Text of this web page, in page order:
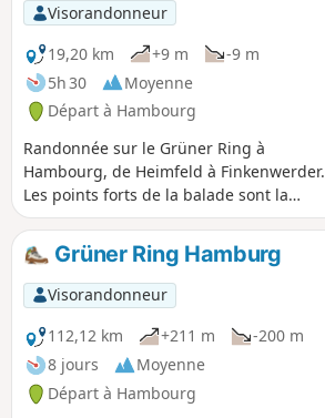
Visorandonneur
19,20 km
+9 m
-9 m
5h 30
Moyenne
Départ à Hambourg
Randonnée sur le Grüner Ring à
Hambourg, de Heimfeld à Finkenwerder.
Les points forts de la balade sont la
Süderelbmarsch et le Gorch-Fock-Park.
Grüner Ring Hamburg
Visorandonneur
112,12 km
+211 m
-200 m
8 jours
Moyenne
Départ à Hambourg